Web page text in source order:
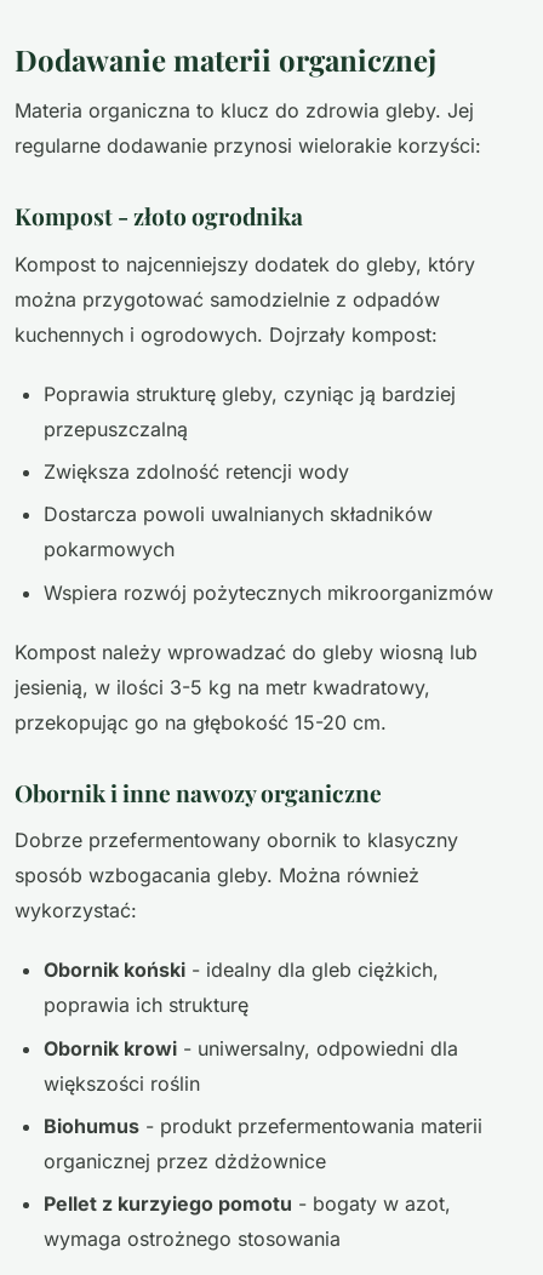
Dodawanie materii organicznej
Materia organiczna to klucz do zdrowia gleby. Jej
regularne dodawanie przynosi wielorakie korzyści:
Kompost - złoto ogrodnika
Kompost to najcenniejszy dodatek do gleby, który
można przygotować samodzielnie z odpadów
kuchennych i ogrodowych. Dojrzały kompost:
Poprawia strukturę gleby, czyniąc ją bardziej
przepuszczalną
Zwiększa zdolność retencji wody
Dostarcza powoli uwalnianych składników
pokarmowych
Wspiera rozwój pożytecznych mikroorganizmów
Kompost należy wprowadzać do gleby wiosną lub
jesienią, w ilości 3-5 kg na metr kwadratowy,
przekopując go na głębokość 15-20 cm.
Obornik i inne nawozy organiczne
Dobrze przefermentowany obornik to klasyczny
sposób wzbogacania gleby. Można również
wykorzystać:
Obornik koński - idealny dla gleb ciężkich,
poprawia ich strukturę
Obornik krowi - uniwersalny, odpowiedni dla
większości roślin
Biohumus - produkt przefermentowania materii
organicznej przez dżdżownice
Pellet z kurzyiego pomotu - bogaty w azot,
wymaga ostrożnego stosowania